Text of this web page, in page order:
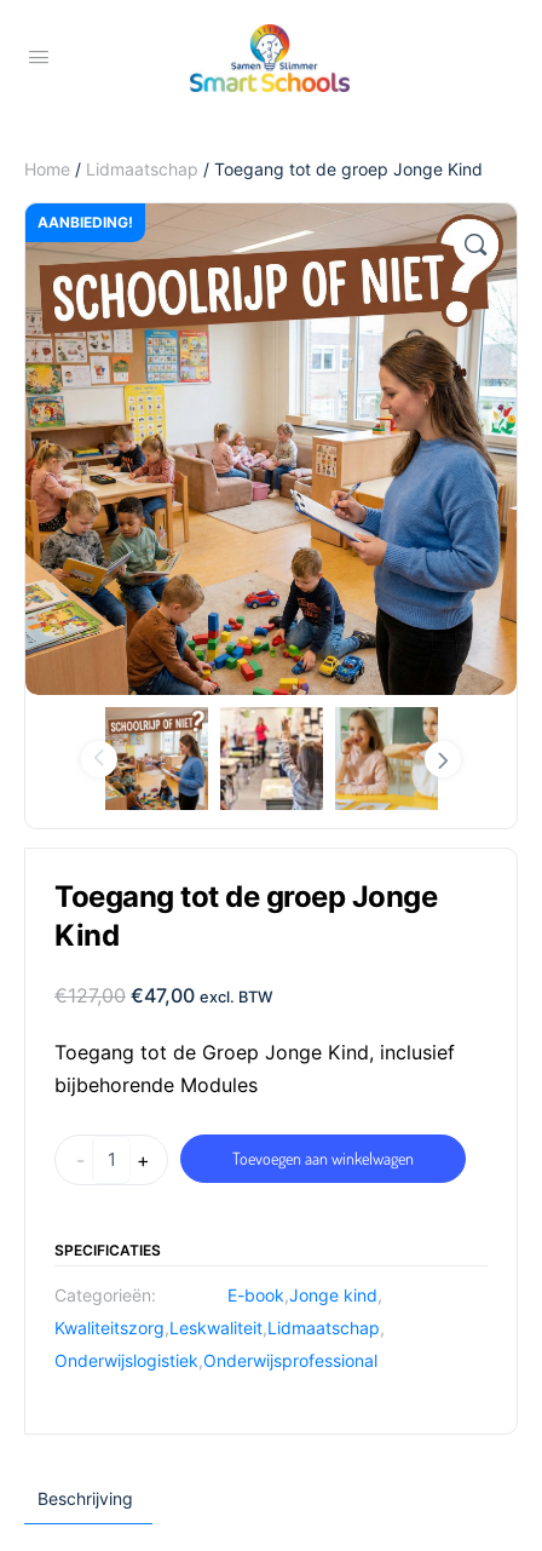
Home / Lidmaatschap / Toegang tot de groep Jonge Kind
AANBIEDING!
Toegang tot de groep Jonge
Kind
€127,00 €47,00 excl. BTW
Toegang tot de Groep Jonge Kind, inclusief
bijbehorende Modules
- + Toevoegen aan winkelwagen
SPECIFICATIES
Categorieën: E-book,Jonge kind,
Kwaliteitszorg,Leskwaliteit,Lidmaatschap,
Onderwijslogistiek,Onderwijsprofessional
Beschrijving